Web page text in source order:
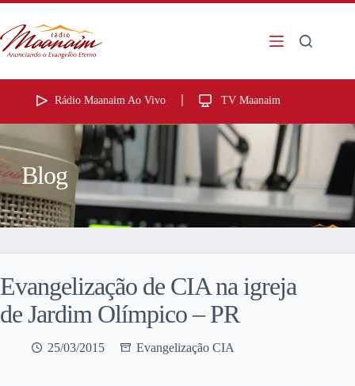
Rádio Maanaim Ao Vivo TV Maanaim
Blog
Evangelização de CIA na igreja
de Jardim Olímpico – PR
25/03/2015 Evangelização CIA